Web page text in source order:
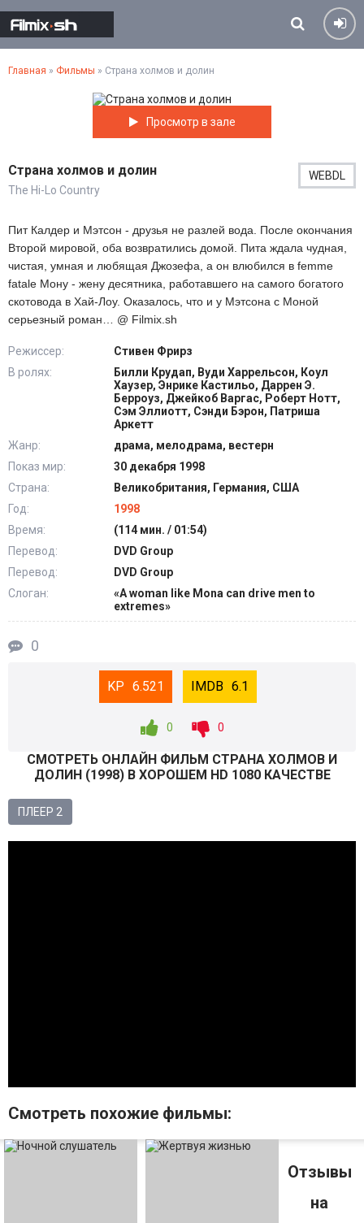
Главная » Фильмы » Страна холмов и долин
Просмотр в зале
Страна холмов и долин
The Hi-Lo Country
WEBDL
Пит Калдер и Мэтсон - друзья не разлей вода. После окончания
Второй мировой, оба возвратились домой. Пита ждала чудная,
чистая, умная и любящая Джозефа, а он влюбился в femme
fatale Мону - жену десятника, работавшего на самого богатого
скотовода в Хай-Лоу. Оказалось, что и у Мэтсона с Моной
серьезный роман… @ Filmix.sh
Режиссер:
Стивен Фрирз
В ролях:
Билли Крудап, Вуди Харрельсон, Коул
Хаузер, Энрике Кастильо, Даррен Э.
Берроуз, Джейкоб Варгас, Роберт Нотт,
Сэм Эллиотт, Сэнди Бэрон, Патриша
Аркетт
Жанр:
драма, мелодрама, вестерн
Показ мир:
30 декабря 1998
Страна:
Великобритания, Германия, США
Год:
1998
Время:
(114 мин. / 01:54)
Перевод:
DVD Group
Перевод:
DVD Group
Слоган:
«A woman like Mona can drive men to
extremes»
0
6.521 6.1
0 0
СМОТРEТЬ ОНЛАЙН ФИЛЬМ СТРАНА ХОЛМОВ И
ДОЛИН (1998) В ХОРОШЕМ HD 1080 КАЧЕСТВЕ
ПЛЕЕР 2
Смотрeть похожие фильмы:
Отзывы
на